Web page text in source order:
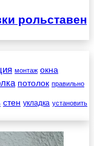
рольставен
монтаж окна
потолок правильно
стен укладка установить